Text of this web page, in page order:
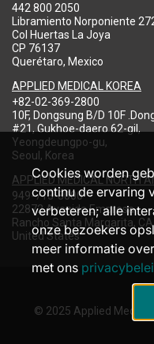
442 800 2050
Libramiento Norponiente
Col Huertas La Joya
CP 76137
Querétaro, Mexico
APPLIED MEDICAL KOREA
+82-02-369-2800
10F, Dongsung B/D 10F
#21, Gukhoe-daero 62-gil,
Yeongdeungpo-gu,
Seoul, Korea
APPLIED MEDICAL NORTH
949-713-8000
22872 Avenida Empresa
Rancho Santa Margarita,
United States
© 2025 Applied
Cookies worden
continu de ervaring
verbeteren; alle
onze bezoekers
meer informatie
met ons